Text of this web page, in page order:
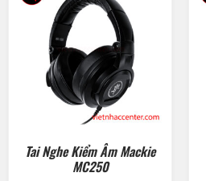
Tai Nghe Kiểm Âm Mackie
MC250